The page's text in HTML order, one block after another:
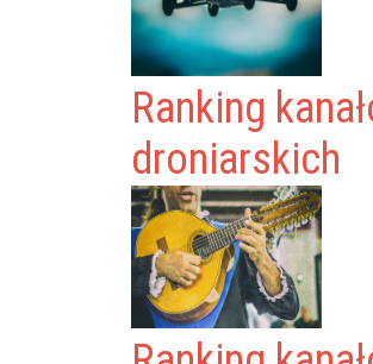
Ranking
droniarskich